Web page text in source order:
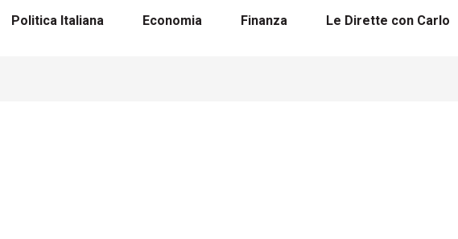
Politica Italiana Economia Finanza Le Dirette con Carlo